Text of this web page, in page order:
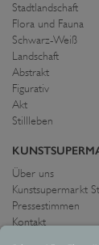
Stadtlandschaft
Flora und Fauna
Schwarz-Weiß
Landschaft
Abstrakt
Figurativ
Akt
Stillleben
Über uns
Kunstsupermarkt
Pressestimmen
Kontakt